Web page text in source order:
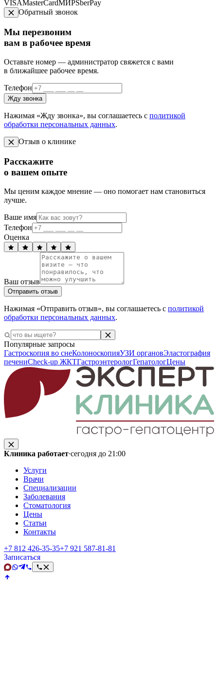
VISAMasterCardМИРSberPay
Обратный звонок
Мы перезвоним
вам в рабочее время
Оставьте номер — администратор свяжется с вами
в ближайшее рабочее время.
Телефон
Жду звонка
Нажимая «Жду звонка», вы соглашаетесь с политикой
обработки персональных данных.
Отзыв о клинике
Расскажите
о вашем опыте
Мы ценим каждое мнение — оно помогает нам становиться
лучше.
Ваше имя
Телефон
Оценка
Ваш отзыв
Отправить отзыв
Нажимая «Отправить отзыв», вы соглашаетесь с политикой
обработки персональных данных.
Популярные запросы
Гастроскопия во снеКолоноскопияУЗИ органовЭластография
печениCheck-up ЖКТГастроэнтерологГепатологЦены
Клиника работает·сегодня до 21:00
Услуги
Врачи
Специализации
Заболевания
Стоматология
Цены
Статьи
Контакты
+7 812 426‑35‑35+7 921 587‑81‑81
Записаться